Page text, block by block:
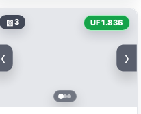
▧3 UF 1.836
‹ ›